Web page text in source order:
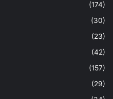
(174)
(30)
(23)
(42)
(157)
(29)